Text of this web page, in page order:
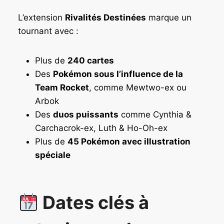
L’extension Rivalités Destinées marque un
tournant avec :
Plus de 240 cartes
Des Pokémon sous l’influence de la
Team Rocket, comme Mewtwo-ex ou
Arbok
Des duos puissants comme Cynthia &
Carchacrok-ex, Luth & Ho-Oh-ex
Plus de 45 Pokémon avec illustration
spéciale
Dates clés à